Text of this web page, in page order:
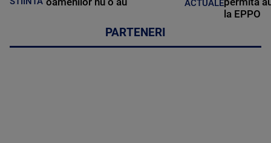
ACTUALE
la EPPO
PARTENERI